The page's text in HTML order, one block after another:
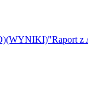
(WYNIKI)"Raport z